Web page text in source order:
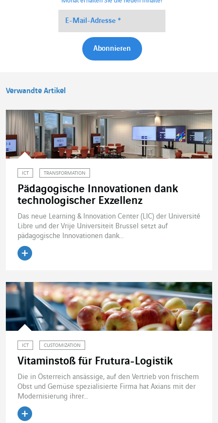
Verwandte Artikel
ICT TRANSFORMATION
Pädagogische Innovationen dank
technologischer Exzellenz
Das neue Learning & Innovation Center (LIC) der Université
Libre und der Vrije Universiteit Brussel setzt auf
pädagogische Innovationen dank...
ICT CUSTOMIZATION
Vitaminstoß für Frutura-Logistik
Die in Österreich ansässige, auf den Vertrieb von frischem
Obst und Gemüse spezialisierte Firma hat Axians mit der
Modernisierung ihrer...